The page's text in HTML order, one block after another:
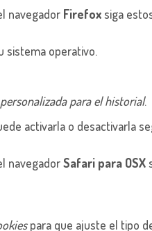
navegador Firefoxsiga
sistema operativo.
para el historial.
activarla o desactivarla
navegadorSafari para OSX
para que ajuste el tipo